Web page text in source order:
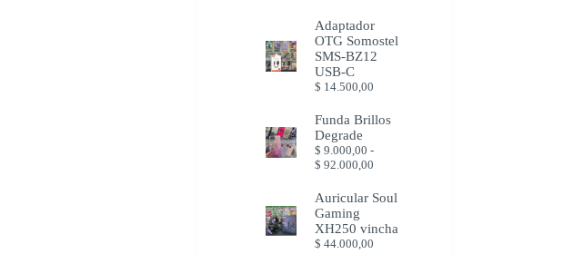
Adaptador
OTG Somostel
SMS-BZ12
USB-C
$ 14.500,00
Funda Brillos
Degrade
$ 9.000,00 -
$ 92.000,00
precios:
$ 9.000,00
hasta
Auricular Soul
Gaming
XH250 vincha
$ 44.000,00